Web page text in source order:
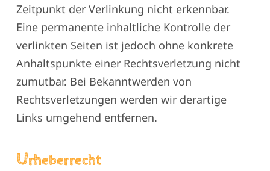
Zeitpunkt der Verlinkung nicht erkennbar.
Eine permanente inhaltliche Kontrolle der
verlinkten Seiten ist jedoch ohne konkrete
Anhaltspunkte einer Rechtsverletzung nicht
zumutbar. Bei Bekanntwerden von
Rechtsverletzungen werden wir derartige
Links umgehend entfernen.
Urheberrecht